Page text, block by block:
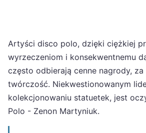
Artyści disco polo, dzięki ciężkiej
wyrzeczeniom i konsekwentnemu
często odbierają cenne nagrody, za
twórczość. Niekwestionowanym
kolekcjonowaniu statuetek, jest
Polo - Zenon Martyniuk.